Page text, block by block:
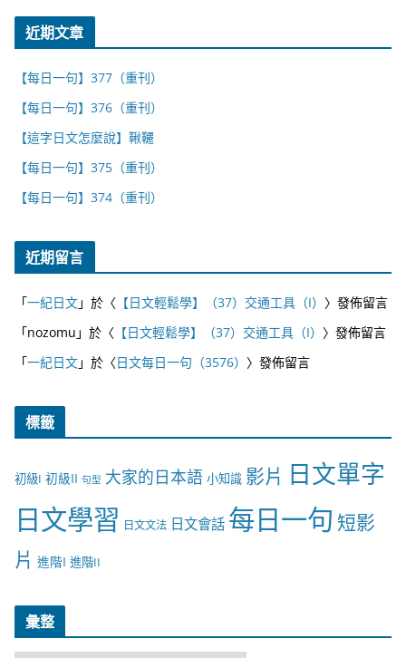
近期文章
【每日一句】377（重刊）
【每日一句】376（重刊）
【這字日文怎麼說】鞦韆
【每日一句】375（重刊）
【每日一句】374（重刊）
近期留言
「一紀日文」於〈 【日文輕鬆學】（37）交通工具（I） 〉發佈留言
「nozomu 」於〈 【日文輕鬆學】（37）交通工具（I） 〉發佈留言
「一紀日文」於〈日文每日一句（3576） 〉發佈留言
標籤
初級I 初級II 句型 大家的日本語 小知識 影片 日文單字
日文學習 日文文法 日文會話 每日一句 短影
片 進階I 進階II
彙整